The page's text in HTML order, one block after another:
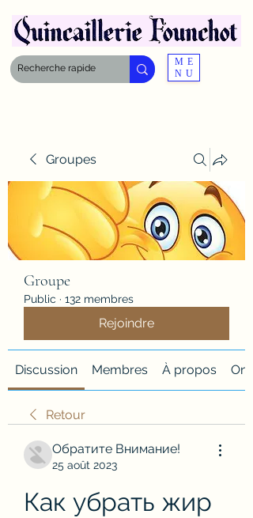
ME
NU
Groupes
Groupe
Public · 132 membres
Rejoindre
Discussion Membres À propos
Retour
Обратите Внимание!
25 août 2023
Как убрать жир